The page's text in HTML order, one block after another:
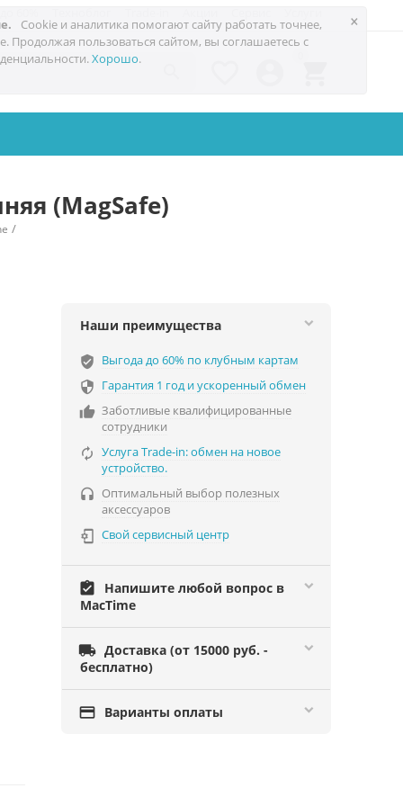
×
Cookie и аналитика помогают сайту работать точнее,
Продолжая пользоваться сайтом, вы соглашаетесь с
Хорошо.
(MagSafe)
/
Наши преимущества
verified_user Выгода до 60% по клубным картам
 Гарантия 1 год и ускоренный обмен
 Заботливые квалифицированные
сотрудники
 Услуга Trade-in: обмен на новое
устройство.
 Оптимальный выбор полезных
аксессуаров
 Свой сервисный центр
assignment_turned_in
Напишите любой вопрос в
MacTime
 Доставка (от 15000 руб. -
бесплатно)
 Варианты оплаты